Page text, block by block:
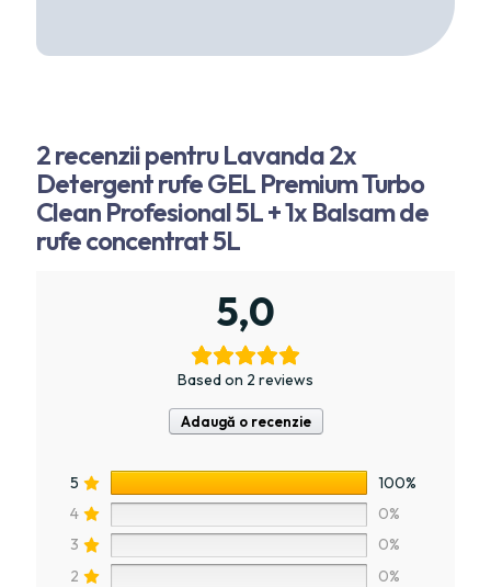
2 recenzii pentruLavanda 2x
Detergent rufe GEL Premium Turbo
Clean Profesional 5L + 1x Balsam de
rufe concentrat 5L
5,0
Based on 2 reviews
Adaugă o recenzie
5
100%
4
0%
3
0%
2
0%